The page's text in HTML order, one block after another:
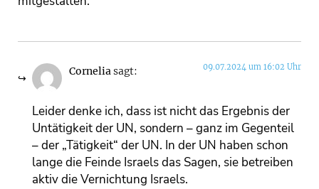
Corneliasagt: 09.07.2024 um 16:02 Uhr
Leider denke ich, dass ist nicht das Ergebnis der
Untätigkeit der UN, sondern – ganz im Gegenteil
– der „Tätigkeit“ der UN. In der UN haben schon
lange die Feinde Israels das Sagen, sie betreiben
aktiv die Vernichtung Israels.